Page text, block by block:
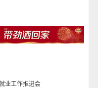
业工作推进会